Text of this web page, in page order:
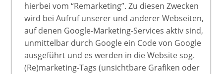
hierbei vom “Remarketing”. Zu diesen Zwecken
wird bei Aufruf unserer und anderer Webseiten,
auf denen Google-Marketing-Services aktiv sind,
unmittelbar durch Google ein Code von Google
ausgeführt und es werden in die Website sog.
(Re)marketing-Tags (unsichtbare Grafiken oder